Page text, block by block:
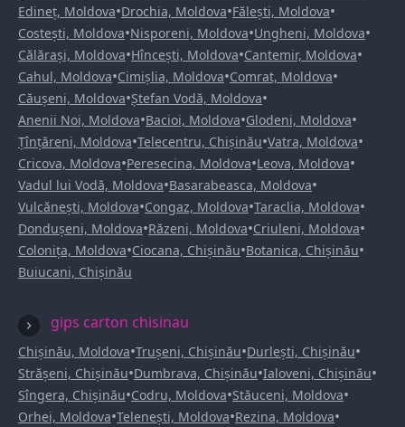
Edineț, Moldova•Drochia, Moldova•Fălești, Moldova•
Costești, Moldova•Nisporeni, Moldova•Ungheni, Moldova•
Călărași, Moldova•Hîncești, Moldova•Cantemir, Moldova•
Cahul, Moldova•Cimișlia, Moldova•Comrat, Moldova•
Căușeni, Moldova•Ștefan Vodă, Moldova•
Anenii Noi, Moldova•Bacioi, Moldova•Glodeni, Moldova•
Țînțăreni, Moldova•Telecentru, Chișinău•Vatra, Moldova•
Cricova, Moldova•Peresecina, Moldova•Leova, Moldova•
Vadul lui Vodă, Moldova•Basarabeasca, Moldova•
Vulcănești, Moldova•Congaz, Moldova•Taraclia, Moldova•
Dondușeni, Moldova•Răzeni, Moldova•Criuleni, Moldova•
Colonița, Moldova•Ciocana, Chișinău•Botanica, Chișinău•
Buiucani, Chișinău
gips carton chisinau
Chișinău, Moldova•Trușeni, Chișinău•Durlești, Chișinău•
Strășeni, Chișinău•Dumbrava, Chișinău•Ialoveni, Chișinău•
Sîngera, Chișinău•Codru, Moldova•Stăuceni, Moldova•
Orhei, Moldova•Telenești, Moldova•Rezina, Moldova•